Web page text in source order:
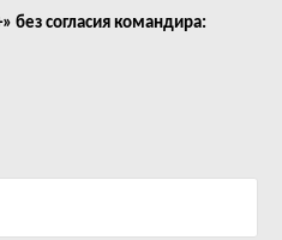
без согласия командира: